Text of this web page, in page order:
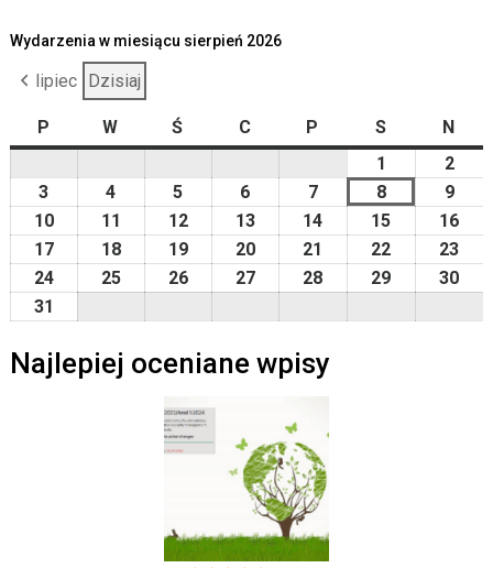
Wydarzenia w miesiącu sierpień 2026
lipiec Dzisiaj
P poniedziałek
W wtorekŚ Cczwartek
P Ssobota N
1
08-
01
2
08-
02
3
08-
03
4
08-
04
5
08-
05
6
08-
06
72026-
08-
07
82026-
08-
08
9
08-
09
102026-
08-
10
11
08-
11
122026-
08-
12
132026-
08-
13
14 15 16
172026-
08-
182026-
08-
192026-
08-
202026-
08-
21 22 23
242026-
252026-
262026-
272026-
28 29 30
31
31
Najlepiej oceniane wpisy